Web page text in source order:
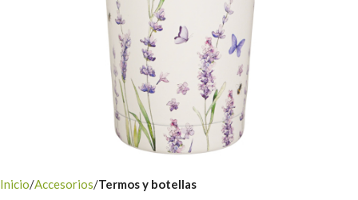
Inicio Accesorios Termos y botellas